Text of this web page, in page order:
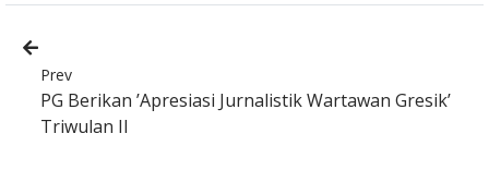
Prev
PG Berikan ’Apresiasi Jurnalistik Wartawan Gresik’
Triwulan II